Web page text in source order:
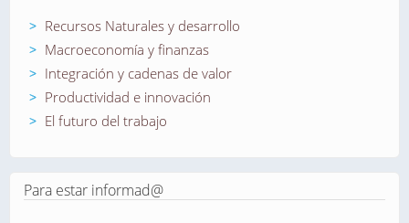
Recursos Naturales y desarrollo
Macroeconomía y finanzas
Integración y cadenas de valor
Productividad e innovación
El futuro del trabajo
Para estar informad@